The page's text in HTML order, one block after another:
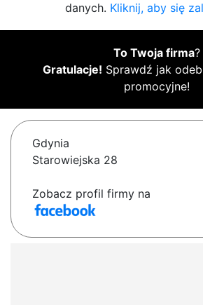
danych. Kliknij, aby się
To Twoja firma?
Gratulacje! Sprawdź jak
promocyjne!
Gdynia
Starowiejska 28
Zobacz profil firmy na